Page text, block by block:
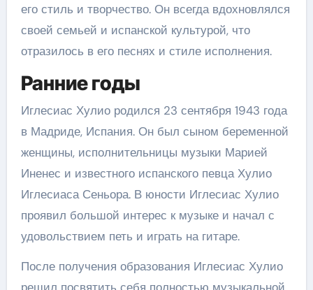
его стиль и творчество. Он всегда вдохновлялся
своей семьей и испанской культурой, что
отразилось в его песнях и стиле исполнения.
Ранние годы
Иглесиас Хулио родился 23 сентября 1943 года
в Мадриде, Испания. Он был сыном беременной
женщины, исполнительницы музыки Марией
Иненес и известного испанского певца Хулио
Иглесиаса Сеньора. В юности Иглесиас Хулио
проявил большой интерес к музыке и начал с
удовольствием петь и играть на гитаре.
После получения образования Иглесиас Хулио